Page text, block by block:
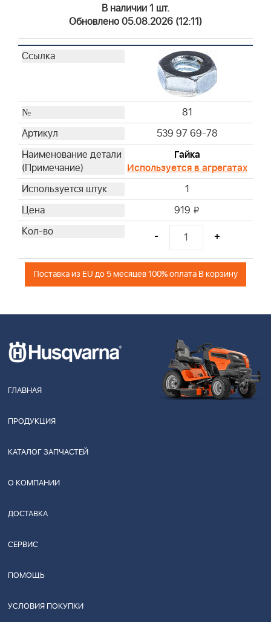
В наличии 1 шт.
Обновлено 05.08.2026 (12:11)
81
539 97 69-78
Гайка
Используется в агрегатах
1
919 i
- +
Поставка из EU до 5 месяцев 100% оплата В корзину
ГЛАВНАЯ
ПРОДУКЦИЯ
КАТАЛОГ ЗАПЧАСТЕЙ
О КОМПАНИИ
ДОСТАВКА
СЕРВИС
ПОМОЩЬ
УСЛОВИЯ ПОКУПКИ